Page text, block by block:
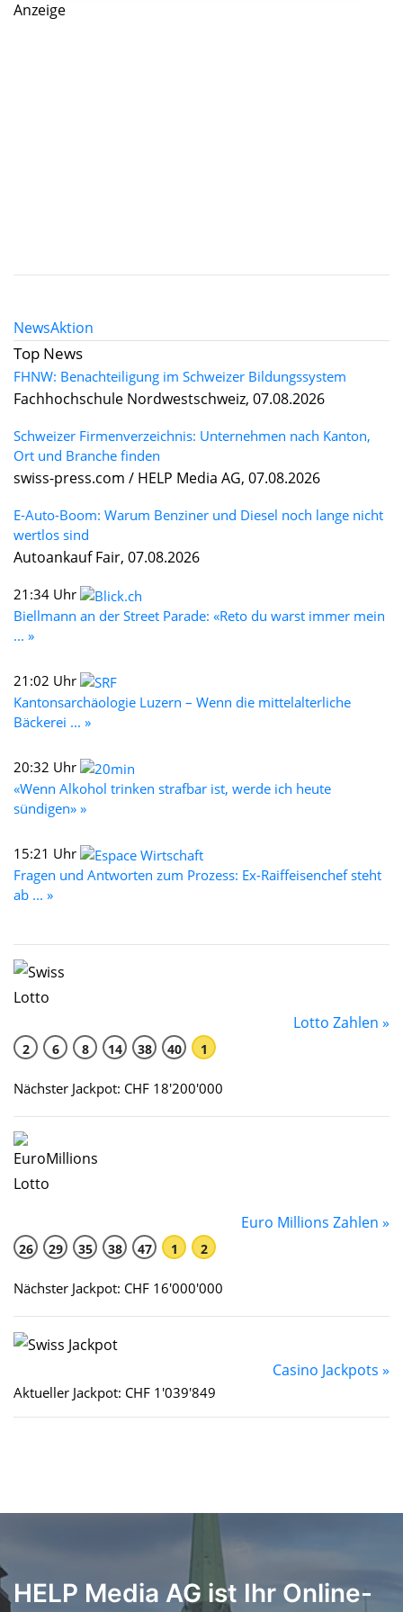
Anzeige
NewsAktion
Top News
FHNW: Benachteiligung im Schweizer Bildungssystem
Fachhochschule Nordwestschweiz, 07.08.2026
Schweizer Firmenverzeichnis: Unternehmen nach Kanton,
Ort und Branche finden
swiss-press.com / HELP Media AG, 07.08.2026
E-Auto-Boom: Warum Benziner und Diesel noch lange nicht
wertlos sind
Autoankauf Fair, 07.08.2026
21:34 Uhr
Biellmann an der Street Parade: «Reto du warst immer mein
... »
21:02 Uhr
Kantonsarchäologie Luzern – Wenn die mittelalterliche
Bäckerei ... »
20:32 Uhr
«Wenn Alkohol trinken strafbar ist, werde ich heute
sündigen» »
15:21 Uhr
Fragen und Antworten zum Prozess: Ex-Raiffeisenchef steht
ab ... »
Lotto Zahlen »
2 6 8 14 38 40 1
Nächster Jackpot: CHF 18'200'000
Euro Millions Zahlen »
26 29 35 38 47 1 2
Nächster Jackpot: CHF 16'000'000
Casino Jackpots »
Aktueller Jackpot: CHF 1'039'849
HELP Media AG ist Ihr Online-